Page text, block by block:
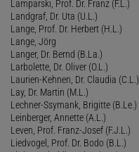
Lamparski, Prof. Dr. Franz (F.L.)
Landgraf, Dr. Uta (U.L.)
Lange, Prof. Dr. Herbert (H.L.)
Lange, Jörg
Langer, Dr. Bernd (B.La.)
Larbolette, Dr. Oliver (O.L.)
Laurien-Kehnen, Dr. Claudia (C.L.)
Lay, Dr. Martin (M.L.)
Lechner-Ssymank, Brigitte (B.Le.)
Leinberger, Annette (A.L.)
Leven, Prof. Franz-Josef (F.J.L.)
Liedvogel, Prof. Dr. Bodo (B.L.)